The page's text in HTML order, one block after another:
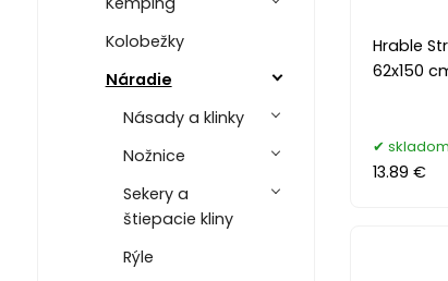
Kolobežky
Náradie
Násady a klinky
Nožnice
Sekery a
štiepacie kliny
Rýle
Hrable
62x150
13.89 €